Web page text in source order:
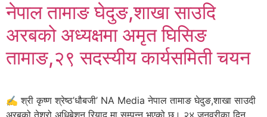
नेपाल तामाङ घेदुङ,शाखा साउदि
अरबको अध्यक्षमा अमृत घिसिङ
तामाङ,२९ सदस्यीय कार्यसमिती चयन
✍️ श्री कृष्ण श्रेष्ठ’धौबजी’ NA Media नेपाल तामाङ घेदुङ,शाखा साउदी